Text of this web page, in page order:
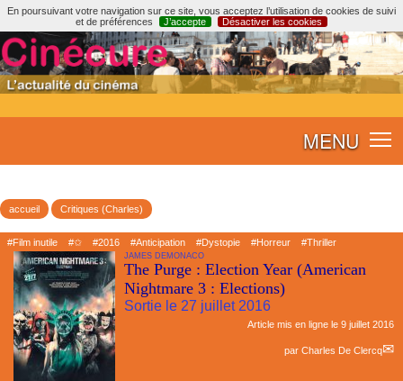
En poursuivant votre navigation sur ce site, vous acceptez l’utilisation de cookies de suivi
et de préférences
J’accepte Désactiver les cookies
MENU
accueil Critiques (Charles)
#Film inutile #✩ #2016 #Anticipation #Dystopie #Horreur #Thriller
JAMES DEMONACO
The Purge : Election Year (American
Nightmare 3 : Elections)
Sortie le 27 juillet 2016
Article mis en ligne le 9 juillet 2016
par Charles De Clercq